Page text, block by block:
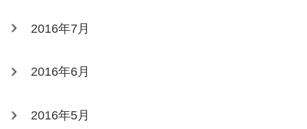
2016年7月
2016年6月
2016年5月